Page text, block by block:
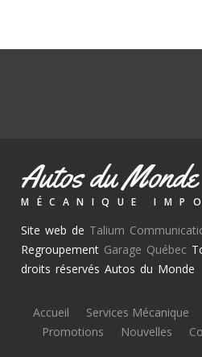
Autos du Monde
MÉCANIQUE
Site web de Talium
Regroupement Garage Québec
droits réservés Autos du Monde
Accueil Services Mécanique
Promotions
Nouvelles